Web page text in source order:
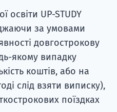
освіти UP-STUDY
за умовами
довгострокову
якому випадку
коштів, або на
слід взяти виписку),
поїздках